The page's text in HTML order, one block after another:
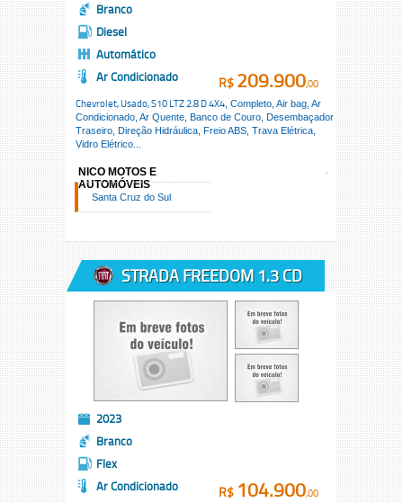
Branco
Diesel
Automático
Ar Condicionado
Chevrolet, Usado,S10 LTZ 2.8 D 4X4 , Completo, Air bag, Ar
Condicionado, Ar Quente, Banco de Couro, Desembaçador
Traseiro, Direção Hidráulica, Freio ABS, Trava Elétrica,
Vidro Elétrico...
R$ 209.900,00
NICO MOTOS E
AUTOMÓVEIS
Santa Cruz do Sul
STRADA FREEDOM 1.3 CD
2023
Branco
Flex
Ar Condicionado
R$ 104.900,00